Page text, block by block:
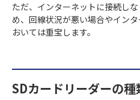
ただ、インターネットに接続し
め、回線状況が悪い場合やイン
おいては重宝します。
SDカードリーダーの